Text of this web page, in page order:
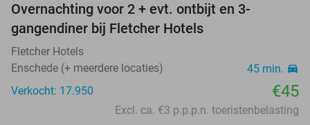
Overnachting voor 2 + evt. ontbijt en 3-
gangendiner bij Fletcher Hotels
Fletcher Hotels
Enschede (+ meerdere locaties)
45 min. directions_car
Verkocht: 17.950 €45
Excl. ca. €3 p.p.p.n. toeristenbelasting